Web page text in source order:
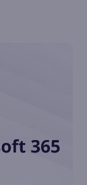
klientów
w
dostępny w